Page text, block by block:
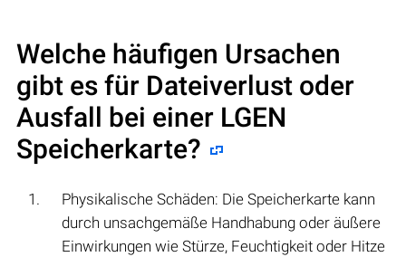
Welche häufigen Ursachen
gibt es für Dateiverlust oder
Ausfall bei einer LGEN
Speicherkarte?
Physikalische Schäden: Die Speicherkarte kann
durch unsachgemäße Handhabung oder äußere
Einwirkungen wie Stürze, Feuchtigkeit oder Hitze